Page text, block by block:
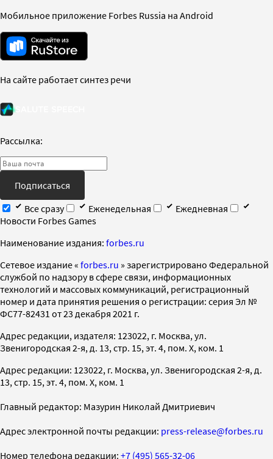
Мобильное приложение Forbes Russia на Android
На сайте работает синтез речи
Рассылка:
Подписаться
Все сразу
Еженедельная
Ежедневная
Новости Forbes Games
Наименование издания: forbes.ru
Cетевое издание « forbes.ru » зарегистрировано Федеральной
службой по надзору в сфере связи, информационных
технологий и массовых коммуникаций, регистрационный
номер и дата принятия решения о регистрации: серия Эл №
ФС77-82431 от 23 декабря 2021 г.
Адрес редакции, издателя: 123022, г. Москва, ул.
Звенигородская 2-я, д. 13, стр. 15, эт. 4, пом. X, ком. 1
Адрес редакции: 123022, г. Москва, ул. Звенигородская 2-я, д.
13, стр. 15, эт. 4, пом. X, ком. 1
Главный редактор: Мазурин Николай Дмитриевич
Адрес электронной почты редакции: press-release@forbes.ru
Номер телефона редакции: +7 (495) 565-32-06